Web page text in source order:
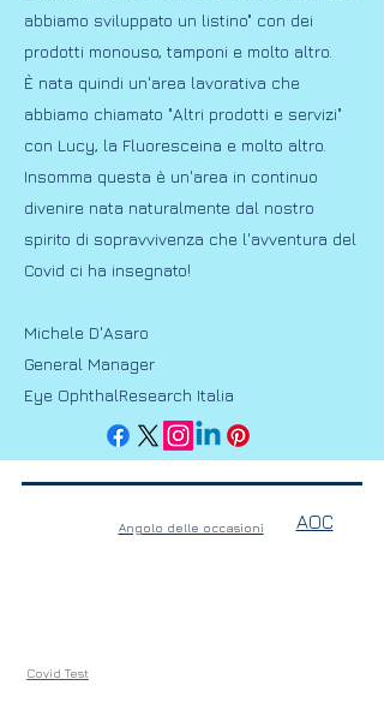
abbiamo sviluppato un listino" con dei
prodotti monouso, tamponi e molto altro.
È nata quindi un'area lavorativa che
abbiamo chiamato "Altri prodotti e servizi"
con Lucy, la Fluoresceina e molto altro.
Insomma questa è un'area in continuo
divenire nata naturalmente dal nostro
spirito di sopravvivenza che l'avventura del
Covid ci ha insegnato!
Michele D'Asaro
General Manager
Eye OphthalResearch Italia
Angolo delle occasioni AOC
Covid Test